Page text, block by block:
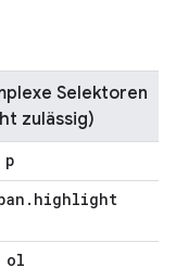
Selektoren
zulässig)
. highlight
ol